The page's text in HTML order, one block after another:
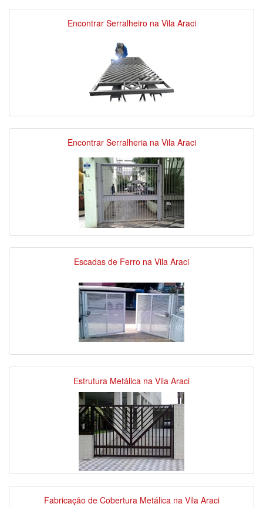
Encontrar Serralheiro na Vila Araci
Encontrar Serralheria na Vila Araci
Escadas de Ferro na Vila Araci
Estrutura Metálica na Vila Araci
Fabricação de Cobertura Metálica na Vila Araci